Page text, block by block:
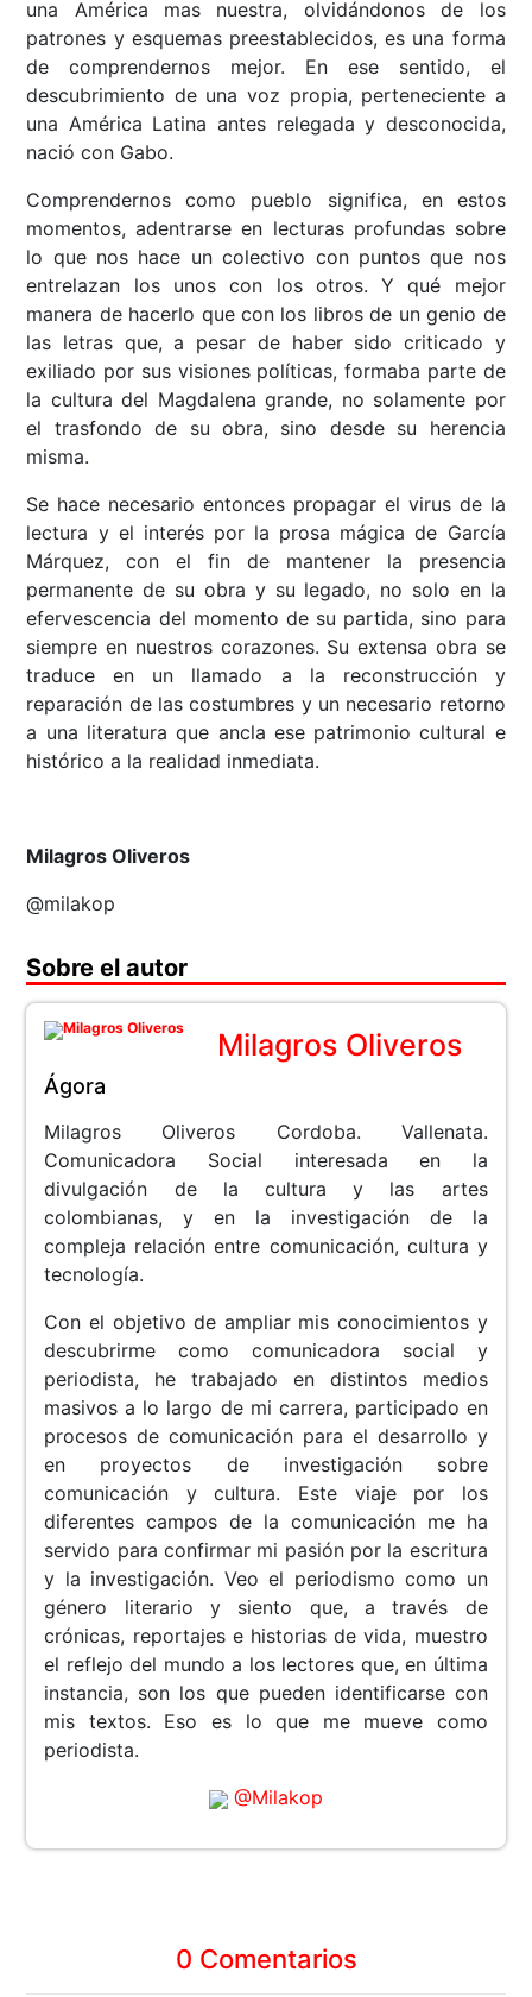
una América mas nuestra, olvidándonos de los
patrones y esquemas preestablecidos, es una forma
de comprendernos mejor. En ese sentido, el
descubrimiento de una voz propia, perteneciente a
una América Latina antes relegada y desconocida,
nació con Gabo.
Comprendernos como pueblo significa, en estos
momentos, adentrarse en lecturas profundas sobre
lo que nos hace un colectivo con puntos que nos
entrelazan los unos con los otros. Y qué mejor
manera de hacerlo que con los libros de un genio de
las letras que, a pesar de haber sido criticado y
exiliado por sus visiones políticas, formaba parte de
la cultura del Magdalena grande, no solamente por
el trasfondo de su obra, sino desde su herencia
misma.
Se hace necesario entonces propagar el virus de la
lectura y el interés por la prosa mágica de García
Márquez, con el fin de mantener la presencia
permanente de su obra y su legado, no solo en la
efervescencia del momento de su partida, sino para
siempre en nuestros corazones. Su extensa obra se
traduce en un llamado a la reconstrucción y
reparación de las costumbres y un necesario retorno
a una literatura que ancla ese patrimonio cultural e
histórico a la realidad inmediata.
Milagros Oliveros
@milakop
Sobre el autor
Milagros Oliveros
Ágora
Milagros Oliveros Cordoba. Vallenata.
Comunicadora Social interesada en la
divulgación de la cultura y las artes
colombianas, y en la investigación de la
compleja relación entre comunicación, cultura y
tecnología.
Con el objetivo de ampliar mis conocimientos y
descubrirme como comunicadora social y
periodista, he trabajado en distintos medios
masivos a lo largo de mi carrera, participado en
procesos de comunicación para el desarrollo y
en proyectos de investigación sobre
comunicación y cultura. Este viaje por los
diferentes campos de la comunicación me ha
servido para confirmar mi pasión por la escritura
y la investigación. Veo el periodismo como un
género literario y siento que, a través de
crónicas, reportajes e historias de vida, muestro
el reflejo del mundo a los lectores que, en última
instancia, son los que pueden identificarse con
mis textos. Eso es lo que me mueve como
periodista.
@Milakop
0 Comentarios